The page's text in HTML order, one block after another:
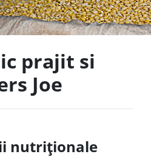
prajit si
Joe
nutriționale